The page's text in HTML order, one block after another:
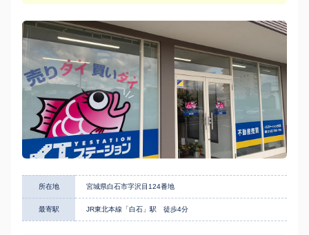
所在地 宮城県白石市字沢目124番地
最寄駅 JR東北本線「白石」駅 徒歩4分